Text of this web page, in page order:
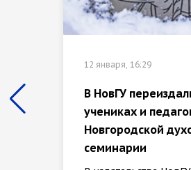
12 января, 16:29
В НовГУ
учениках и
Новгородской
семинарии